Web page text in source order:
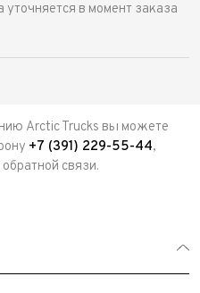
уточняется в момент заказа
Arctic Trucks вы можете
+7 (391) 229-55-44,
связи.